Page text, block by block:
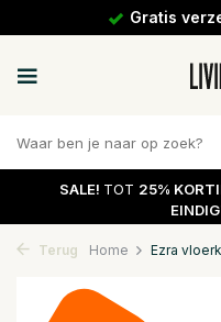
Gratis
SALE! TOT 25%
Terug Home Ezra